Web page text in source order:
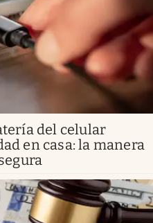
del celular
en casa: la manera